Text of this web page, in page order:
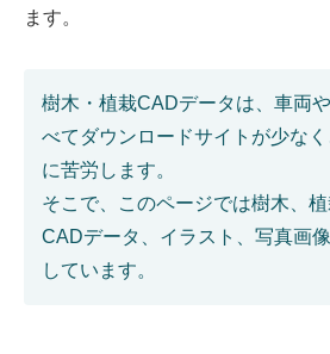
ます。
樹木・植栽CADデータは、車両
べてダウンロードサイトが少な
に苦労します。
そこで、このページでは樹木、
CADデータ、イラスト、写真画
しています。